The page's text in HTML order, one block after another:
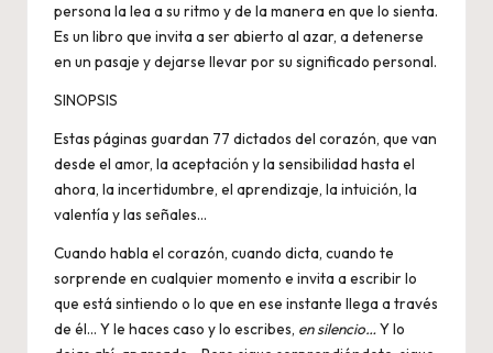
persona la lea a su ritmo y de la manera en que lo sienta.
Es un libro que invita a ser abierto al azar, a detenerse
en un pasaje y dejarse llevar por su significado personal.
SINOPSIS
Estas páginas guardan 77 dictados del corazón, que van
desde el amor, la aceptación y la sensibilidad hasta el
ahora, la incertidumbre, el aprendizaje, la intuición, la
valentía y las señales…
Cuando habla el corazón, cuando dicta, cuando te
sorprende en cualquier momento e invita a escribir lo
que está sintiendo o lo que en ese instante llega a través
de él… Y le haces caso y lo escribes, en silencio…Y lo